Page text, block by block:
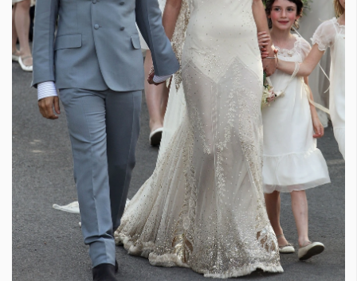
СЛЕДВАЙТЕ НИ
Facebook Instagram Twitter
Pinterest
YouTube
Spotify Soundcloud
Ако нашият сайт ви харесва, можете да се абонирате за
седмичния ни нюзлетър тук:
© 2026, HighViewArt | Всички права запазени